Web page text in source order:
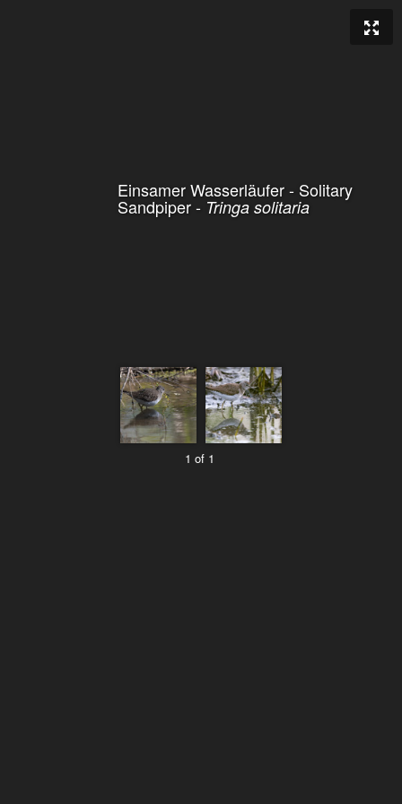
Einsamer Wasserläufer - Solitary
Sandpiper - Tringa solitaria
1 of 1